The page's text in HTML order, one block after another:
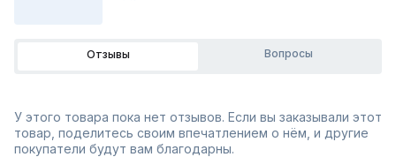
Отзывы Вопросы
У этого товара пока нет отзывов. Если вы заказывали этот
товар, поделитесь своим впечатлением о нём, и другие
покупатели будут вам благодарны.